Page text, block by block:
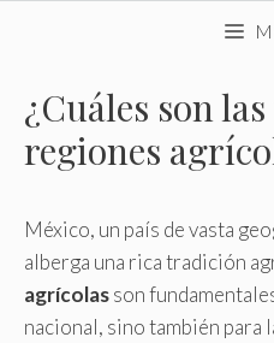
¿Cuáles son
regiones
México, un país de vasta
alberga una rica tradición
agrícolasson
nacional, sino también para